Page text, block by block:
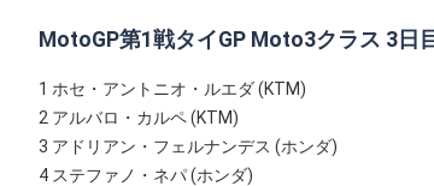
MotoGP第1戦タイGP Moto3クラス 3日
1 ホセ・アントニオ・ルエダ (KTM)
2 アルバロ・カルペ (KTM)
3 アドリアン・フェルナンデス (ホンダ)
4 ステファノ・ネパ (ホンダ)